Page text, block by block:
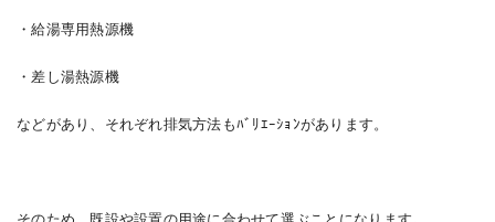
・給湯専用熱源機
・差し湯熱源機
などがあり、それぞれ排気方法もﾊﾞﾘｴｰｼｮﾝがあります。